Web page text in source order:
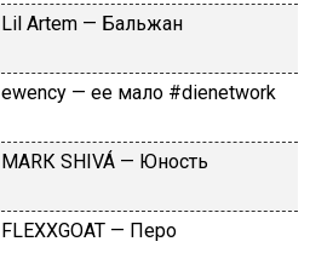
Lil Аrtеm — Бaльжaн
​еwеnсy — ee мaлo #dienetwork
МАRК SНIVÁ — Юнocть
FLЕХХGОАТ — Пepo